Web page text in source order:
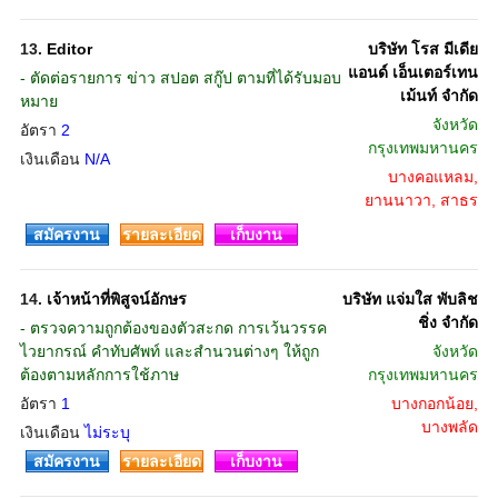
13. Editor
- ตัดต่อรายการ ข่าว สปอต สกู๊ป ตามที่ได้รับมอบ
หมาย
อัตรา 2
เงินเดือน N/A
บริษัท โรส มีเดีย
แอนด์ เอ็นเตอร์เทน
เม้นท์ จำกัด
จังหวัด
กรุงเทพมหานคร
บางคอแหลม,
ยานนาวา, สาธร
สมัครงาน
รายละเอียด เก็บงาน
14. เจ้าหน้าที่พิสูจน์อักษร
- ตรวจความถูกต้องของตัวสะกด การเว้นวรรค
ไวยากรณ์ คำทับศัพท์ และสำนวนต่างๆ ให้ถูก
ต้องตามหลักการใช้ภาษ
อัตรา 1
เงินเดือนไม่ระบุ
บริษัท แจ่มใส พับลิช
ชิ่ง จำกัด
จังหวัด
กรุงเทพมหานคร
บางกอกน้อย,
บางพลัด
สมัครงาน
รายละเอียด เก็บงาน